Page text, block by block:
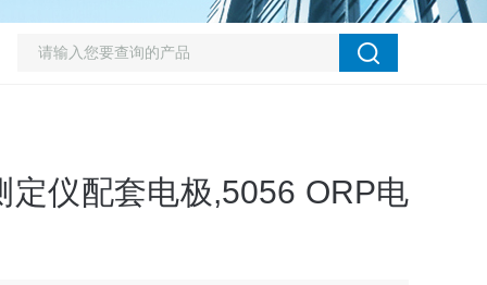
定仪配套电极,5056 ORP电